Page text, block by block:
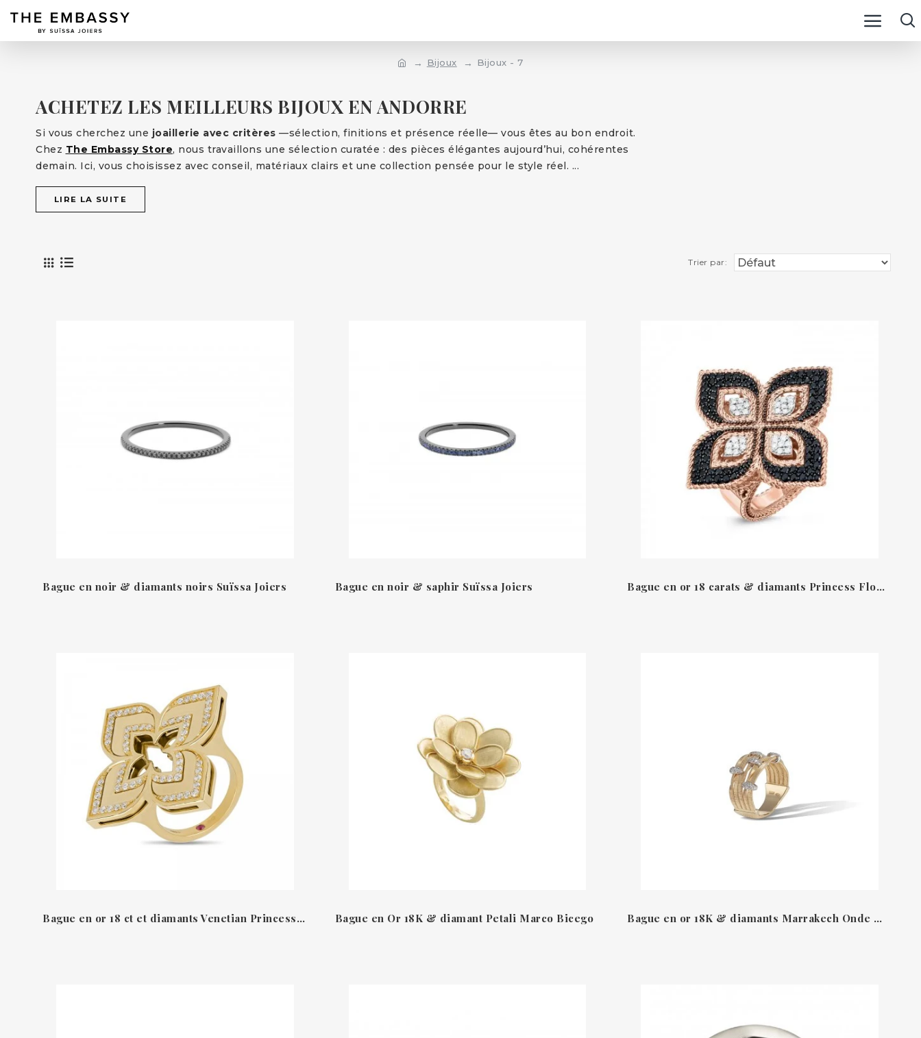
Bijoux Bijoux - 7
ACHETEZ LES MEILLEURS BIJOUX EN ANDORRE
Si vous cherchez une joaillerie avec critères —sélection, finitions et présence réelle— vous êtes au bon endroit.
Chez The Embassy Store, nous travaillons une sélection curatée : des pièces élégantes aujourd’hui, cohérentes
demain. Ici, vous choisissez avec conseil, matériaux clairs et une collection pensée pour le style réel. ...
LIRE LA SUITE
Trier par:
Bague en noir & diamants noirs Suïssa Joiers Bague en noir & saphir Suïssa Joiers Bague en or 18 carats & diamants Princess Flower Roberto Coin
Bague en or 18 ct et diamants Venetian Princess Roberto Coin Bague en Or 18K & diamant Petali Marco Bicego Bague en or 18K & diamants Marrakech Onde Marco Bicego